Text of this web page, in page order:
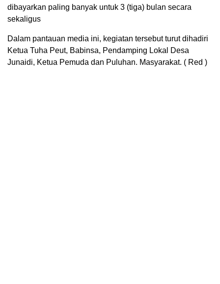
dibayarkan paling banyak untuk 3 (tiga) bulan secara
sekaligus
Dalam pantauan media ini, kegiatan tersebut turut dihadiri
Ketua Tuha Peut, Babinsa, Pendamping Lokal Desa
Junaidi, Ketua Pemuda dan Puluhan. Masyarakat. ( Red )